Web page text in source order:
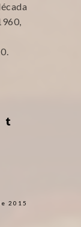
2015